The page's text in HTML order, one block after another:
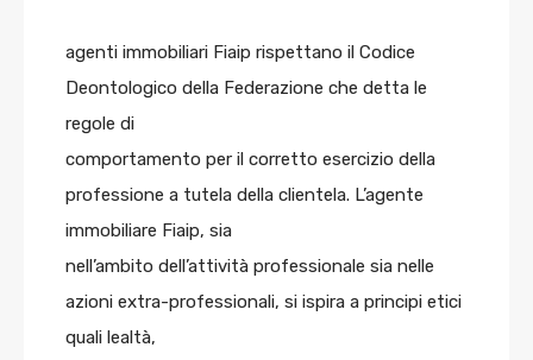
agenti immobiliari Fiaip rispettano il Codice
Deontologico della Federazione che detta le
regole di
comportamento per il corretto esercizio della
professione a tutela della clientela. L’agente
immobiliare Fiaip, sia
nell’ambito dell’attività professionale sia nelle
azioni extra-professionali, si ispira a principi etici
quali lealtà,